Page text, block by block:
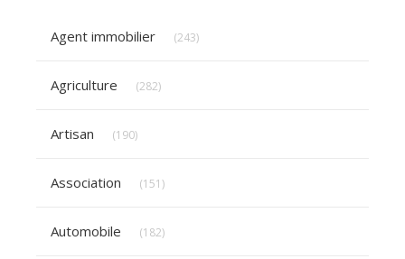
Agent immobilier (243)
Agriculture (282)
Artisan (190)
Association (151)
Automobile (182)